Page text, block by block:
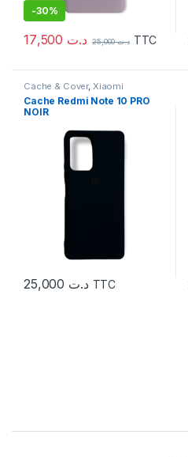
-30%
د.ت د.ت25,000 TTC
Cache & Cover, Xiaomi
Cache Redmi Note 10 PRO
NOIR
د.ت TTC